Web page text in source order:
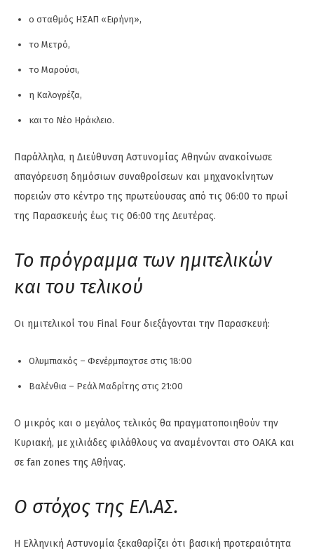
ο σταθμός ΗΣΑΠ «Ειρήνη»,
το Μετρό,
το Μαρούσι,
η Καλογρέζα,
και το Νέο Ηράκλειο.
Παράλληλα, η Διεύθυνση Αστυνομίας Αθηνών ανακοίνωσε
απαγόρευση δημόσιων συναθροίσεων και μηχανοκίνητων
πορειών στο κέντρο της πρωτεύουσας από τις 06:00 το πρωί
της Παρασκευής έως τις 06:00 της Δευτέρας.
Το πρόγραμμα των ημιτελικών
και του τελικού
Οι ημιτελικοί του Final Four διεξάγονται την Παρασκευή:
Ολυμπιακός – Φενέρμπαχτσε στις 18:00
Βαλένθια – Ρεάλ Μαδρίτης στις 21:00
Ο μικρός και ο μεγάλος τελικός θα πραγματοποιηθούν την
Κυριακή, με χιλιάδες φιλάθλους να αναμένονται στο ΟΑΚΑ και
σε fan zones της Αθήνας.
Ο στόχος της ΕΛ.ΑΣ.
Η Ελληνική Αστυνομία ξεκαθαρίζει ότι βασική προτεραιότητα